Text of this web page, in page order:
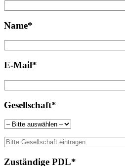
Name*
E-Mail*
Gesellschaft*
Zuständige PDL*